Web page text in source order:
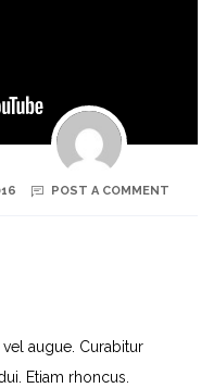
POST A COMMENT
augue. Curabitur
Etiam rhoncus.